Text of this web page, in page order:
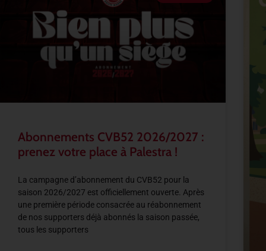
Abonnements CVB52 2026/2027 :
prenez votre place à Palestra !
La campagne d’abonnement du CVB52 pour la
saison 2026/2027 est officiellement ouverte. Après
une première période consacrée au réabonnement
de nos supporters déjà abonnés la saison passée,
tous les supporters